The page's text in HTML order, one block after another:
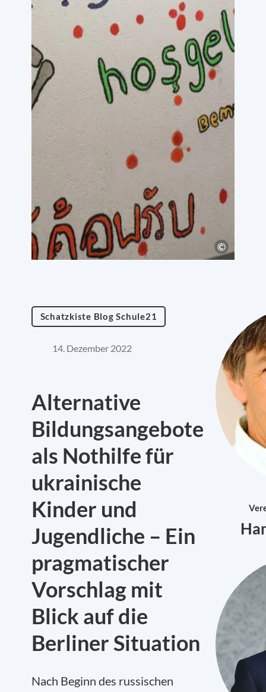
Schatzkiste Blog Schule21
14. Dezember 2022
Alternative
Bildungsangebote
als Nothilfe für
ukrainische
Kinder und
Jugendliche – Ein
pragmatischer
Vorschlag mit
Blick auf die
Berliner Situation
Nach Beginn des russischen